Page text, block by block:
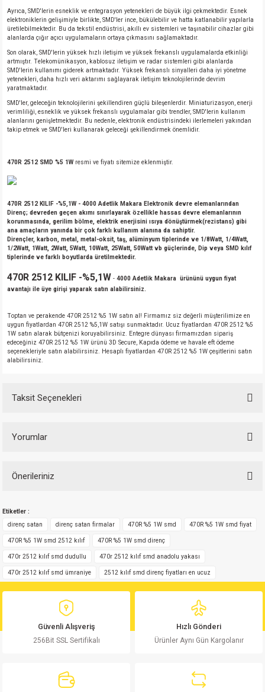
Ayrıca, SMD'lerin esneklik ve entegrasyon yetenekleri de büyük ilgi çekmektedir. Esnek
elektroniklerin gelişimiyle birlikte, SMD'ler ince, bükülebilir ve hatta katlanabilir yapılarla
üretilebilmektedir. Bu da tekstil endüstrisi, akıllı ev sistemleri ve taşınabilir cihazlar gibi
alanlarda çığır açıcı uygulamaların ortaya çıkmasını sağlamaktadır.
Son olarak, SMD'lerin yüksek hızlı iletişim ve yüksek frekanslı uygulamalarda etkinliği
artmıştır. Telekomünikasyon, kablosuz iletişim ve radar sistemleri gibi alanlarda
SMD'lerin kullanımı giderek artmaktadır. Yüksek frekanslı sinyalleri daha iyi yönetme
yetenekleri, daha hızlı veri aktarımı sağlayarak iletişim teknolojilerinde devrim
yaratmaktadır.
SMD'ler, geleceğin teknolojilerini şekillendiren güçlü bileşenlerdir. Miniaturizasyon, enerji
verimliliği, esneklik ve yüksek frekanslı uygulamalar gibi trendler, SMD'lerin kullanım
alanlarını genişletmektedir. Bu nedenle, elektronik endüstrisindeki ilerlemeleri yakından
takip etmek ve SMD'leri kullanarak geleceği şekillendirmek önemlidir.
470R 2512 SMD %5 1Wresmi ve fiyatı sitemize eklenmiştir.
470R 2512 KILIF -%5,1W - 4000 Adetlik Makara Elektronik devre elemanlarından
Direnç; devreden geçen akımı sınırlayarak özellikle hassas devre elemanlarının
korunmasında, gerilim bölme, elektrik enerjisini ısıya dönüştürmek(rezistans) gibi
ana amaçların yanında bir çok farklı kullanım alanına da sahiptir.
Dirençler, karbon, metal, metal-oksit, taş, alüminyum tiplerinde ve 1/8Watt, 1/4Watt,
1/2Watt, 1Watt, 2Watt, 5Watt, 10Watt, 25Watt, 50Watt vb güçlerinde, Dip veya SMD kılıf
tiplerinde ve farklı boyutlarda üretilmektedir.
470R 2512 KILIF -%5,1W - 4000 Adetlik Makara ürününü uygun fiyat
avantajı ile üye girişi yaparak satın alabilirsiniz.
Toptan ve perakende 470R 2512 %5 1W satın al! Firmamız siz değerli müşterilimize en
uygun fiyatlardan 470R 2512 %5,1W satışı sunmaktadır. Ucuz fiyatlardan 470R 2512 %5
1W satın alarak bütçenizi koruyabilirsiniz. Entegre dünyası firmamızdan sipariş
edeceğiniz 470R 2512 %5 1W ürünü 3D Secure, Kapıda ödeme ve havale eft ödeme
seçenekleriyle satın alabilirsiniz. Hesaplı fiyatlardan 470R 2512 %5 1W çeşitlerini satın
alabilirsiniz.
Taksit Seçenekleri
Yorumlar
Önerileriniz
yetersiz gördüğünüz noktaları öneri formunu kullanarak tarafımıza
iletebilirsiniz.
Görüş ve önerileriniz için teşekkür ederiz.
Ürün açıklamasında eksik bilgiler bulunuyor.
Ürün bilgilerinde hatalar bulunuyor.
Ürün fiyatı diğer sitelerden daha pahalı.
Bu ürüne benzer farklı alternatifler olmalı.
Etiketler :
direnç satan
direnç satan firmalar 470R %5 1W smd 470R %5 1W smd fiyat
470R %5 1W smd 2512 kılıf 470R %5 1W smd direnç
470r 2512 kılıf smd dudullu 470r 2512 kılıf smd anadolu yakası
470r 2512 kılıf smd ümraniye 2512 kılıf smd direnç fiyatları en ucuz
Güvenli Alışveriş
256Bit SSL Sertifikalı
Hızlı Gönderi
Ürünler Aynı Gün Kargolanır